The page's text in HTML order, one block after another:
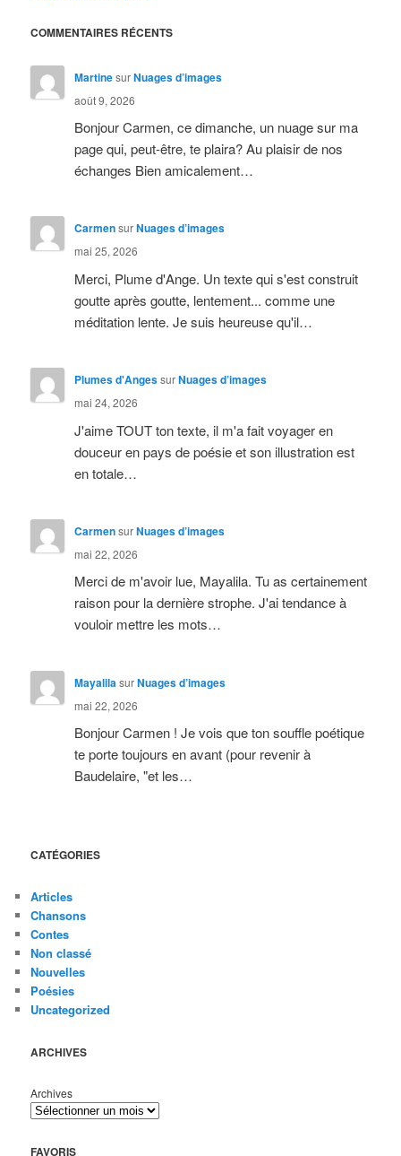
COMMENTAIRES RÉCENTS
MartinesurNuages d’images
août 9, 2026
Bonjour Carmen, ce dimanche, un nuage sur ma
page qui, peut-être, te plaira? Au plaisir de nos
échanges Bien amicalement…
CarmensurNuages d’images
mai 25, 2026
Merci, Plume d'Ange. Un texte qui s'est construit
goutte après goutte, lentement... comme une
méditation lente. Je suis heureuse qu'il…
Plumes d'AngessurNuages d’images
mai 24, 2026
J'aime TOUT ton texte, il m'a fait voyager en
douceur en pays de poésie et son illustration est
en totale…
CarmensurNuages d’images
mai 22, 2026
Merci de m'avoir lue, Mayalila. Tu as certainement
raison pour la dernière strophe. J'ai tendance à
vouloir mettre les mots…
MayalilasurNuages d’images
mai 22, 2026
Bonjour Carmen ! Je vois que ton souffle poétique
te porte toujours en avant (pour revenir à
Baudelaire, "et les…
CATÉGORIES
Articles
Chansons
Contes
Non classé
Nouvelles
Poésies
Uncategorized
ARCHIVES
Archives
FAVORIS